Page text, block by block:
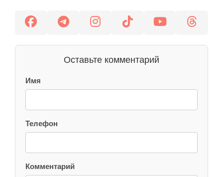
Оставьте комментарий
Имя
Телефон
Комментарий